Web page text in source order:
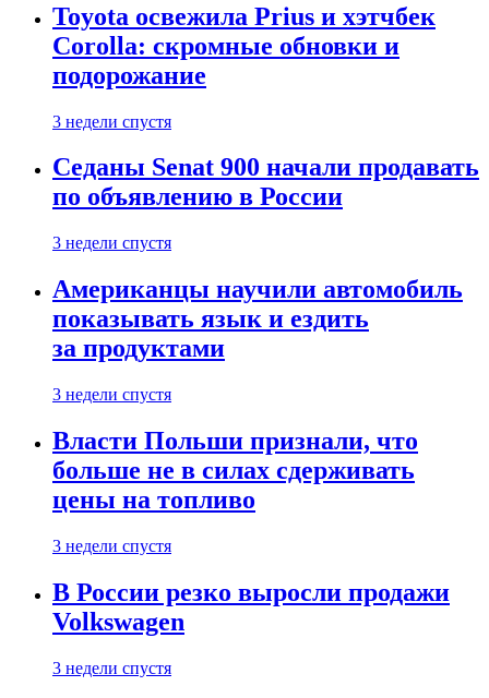
Toyota освежила Prius и хэтчбек
Corolla: скромные обновки и
подорожание
3 недели спустя
Седаны Senat 900 начали продавать
по объявлению в России
3 недели спустя
Американцы научили автомобиль
показывать язык и ездить
за продуктами
3 недели спустя
Власти Польши признали, что
больше не в силах сдерживать
цены на топливо
3 недели спустя
В России резко выросли продажи
Volkswagen
3 недели спустя